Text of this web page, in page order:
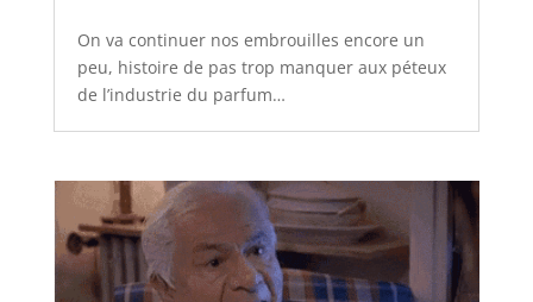
On va continuer nos embrouilles encore un
peu, histoire de pas trop manquer aux péteux
de l’industrie du parfum…